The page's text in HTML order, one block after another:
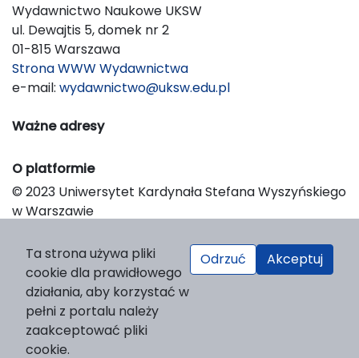
Wydawnictwo Naukowe UKSW
ul. Dewajtis 5, domek nr 2
01-815 Warszawa
Strona WWW Wydawnictwa
e-mail: wydawnictwo@uksw.edu.pl
Ważne adresy
O platformie
© 2023 Uniwersytet Kardynała Stefana Wyszyńskiego
w Warszawie
Platform & Workflow by OJS/PKP
Ta strona używa pliki
cookie dla prawidłowego
działania, aby korzystać w
pełni z portalu należy
zaakceptować pliki
cookie.
Odrzuć Akceptuj